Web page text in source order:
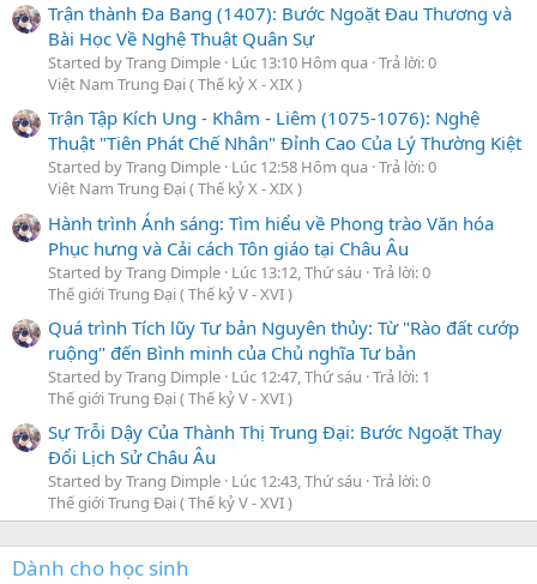
Trận thành Đa Bang (1407): Bước Ngoặt Đau Thương và
Bài Học Về Nghệ Thuật Quân Sự
Started by Trang Dimple Lúc 13:10 Hôm qua Trả lời: 0
Việt Nam Trung Đại ( Thế kỷ X - XIX )
Trận Tập Kích Ung - Khâm - Liêm (1075-1076): Nghệ
Thuật "Tiên Phát Chế Nhân" Đỉnh Cao Của Lý Thường Kiệt
Started by Trang Dimple Lúc 12:58 Hôm qua Trả lời: 0
Việt Nam Trung Đại ( Thế kỷ X - XIX )
Hành trình Ánh sáng: Tìm hiểu về Phong trào Văn hóa
Phục hưng và Cải cách Tôn giáo tại Châu Âu
Started by Trang Dimple Lúc 13:12, Thứ sáu Trả lời: 0
Thế giới Trung Đại ( Thế kỷ V - XVI )
Quá trình Tích lũy Tư bản Nguyên thủy: Từ "Rào đất cướp
ruộng" đến Bình minh của Chủ nghĩa Tư bản
Started by Trang Dimple Lúc 12:47, Thứ sáu Trả lời: 1
Thế giới Trung Đại ( Thế kỷ V - XVI )
Sự Trỗi Dậy Của Thành Thị Trung Đại: Bước Ngoặt Thay
Đổi Lịch Sử Châu Âu
Started by Trang Dimple Lúc 12:43, Thứ sáu Trả lời: 0
Thế giới Trung Đại ( Thế kỷ V - XVI )
Dành cho học sinh